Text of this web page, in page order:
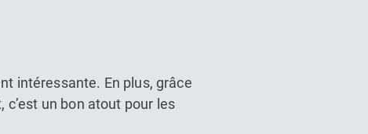
intéressante. En plus, grâce
c’est un bon atout pour les